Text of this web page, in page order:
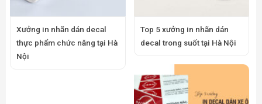
Xưởng in nhãn dán decal
thực phẩm chức năng tại Hà
Nội
Top 5 xưởng in nhãn dán
decal trong suốt tại Hà Nội